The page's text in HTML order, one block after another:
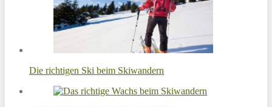
Die richtigen Ski beim Skiwandern